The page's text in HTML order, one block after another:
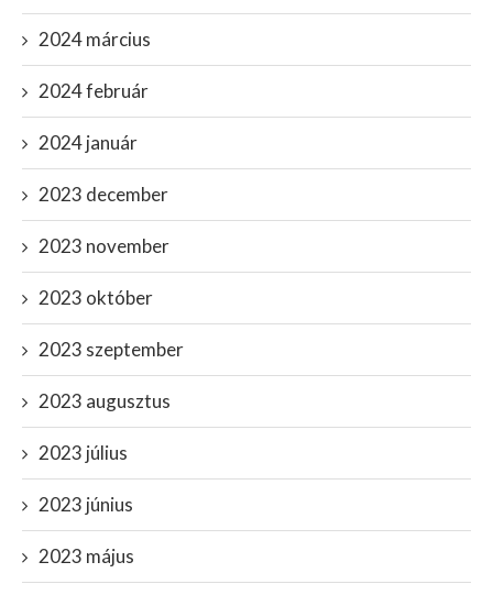
2024 március
2024 február
2024 január
2023 december
2023 november
2023 október
2023 szeptember
2023 augusztus
2023 július
2023 június
2023 május